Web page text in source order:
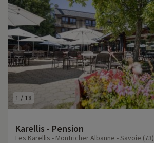
1 /18
Karellis - Pension
Les Karellis - Montricher Albanne - Savoie (73)